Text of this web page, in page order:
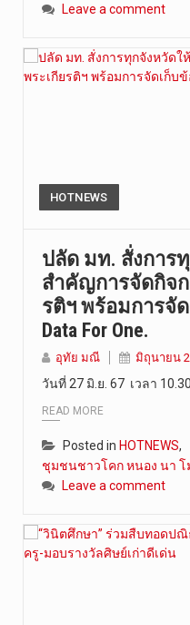
Leave a comment
HOTNEWS
ปลัด มท. สั่งการ
สำคัญการจัดกิจ
รติฯ พร้อมการจั
Data For One.
อุทัย มณี มิถุนายน
วันที่ 27 มิ.ย. 67 เวลา
READ MORE
Posted in HOTNEWS,
ชุมชนชาวโคก หนอง นา โ
Leave a comment